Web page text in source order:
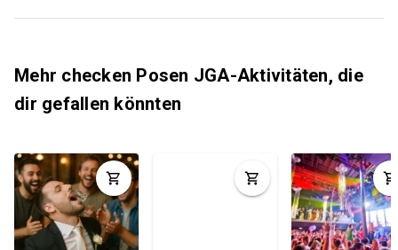
Mehr checken Posen JGA-Aktivitäten, die
dir gefallen könnten